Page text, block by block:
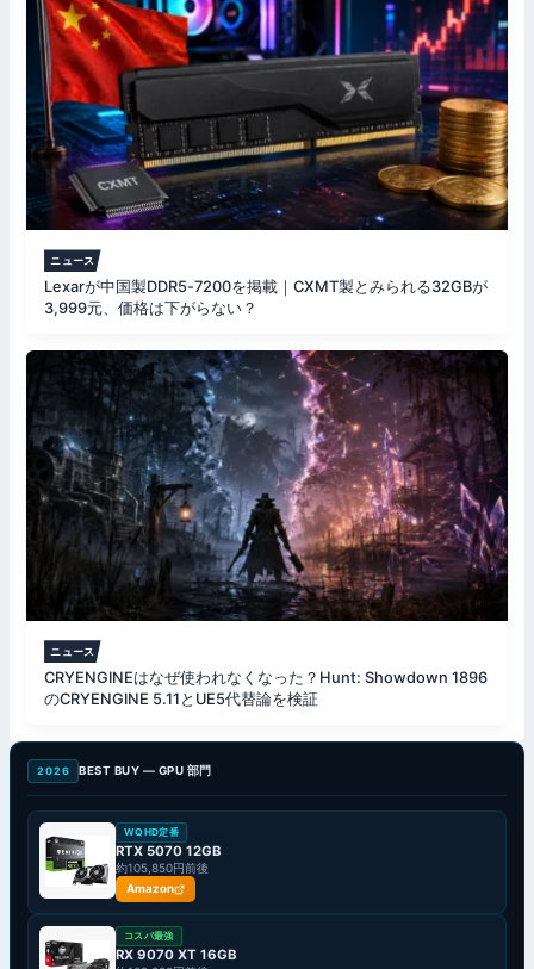
ニュース
Lexarが中国製DDR5-7200を掲載｜CXMT製とみられる32GBが
3,999元、価格は下がらない？
ニュース
CRYENGINEはなぜ使われなくなった？Hunt: Showdown 1896
のCRYENGINE 5.11とUE5代替論を検証
2026 BEST BUY — GPU 部門
WQHD定番
RTX 5070 12GB
約105,850円前後
Amazon
コスパ最強
RX 9070 XT 16GB